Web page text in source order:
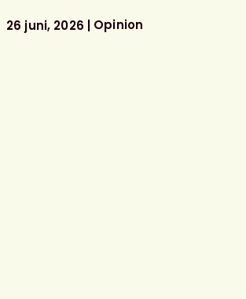
26 juni, 2026 Opinion